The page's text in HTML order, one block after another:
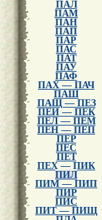
ПАЛ
ПАМ
ПАН
ПАП
ПАР
ПАС
ПАТ
ПАУ
ПАФ
ПАХ — ПАЧ
ПАШ
ПАЩ — ПЕЗ
ПЕИ — ПЕК
ПЕЛ — ПЕМ
ПЕН — ПЕП
ПЕР
ПЕС
ПЕТ
ПЕХ — ПИК
ПИЛ
ПИМ — ПИП
ПИР
ПИС
ПИТ — ПИЩ